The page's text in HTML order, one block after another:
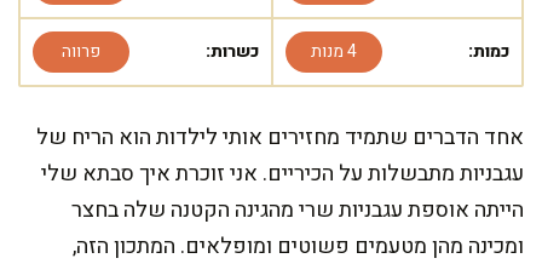
כמות: 4 מנות כשרות: פרווה
אחד הדברים שתמיד מחזירים אותי לילדות הוא הריח של
עגבניות מתבשלות על הכיריים. אני זוכרת איך סבתא שלי
הייתה אוספת עגבניות שרי מהגינה הקטנה שלה בחצר
ומכינה מהן מטעמים פשוטים ומופלאים. המתכון הזה,